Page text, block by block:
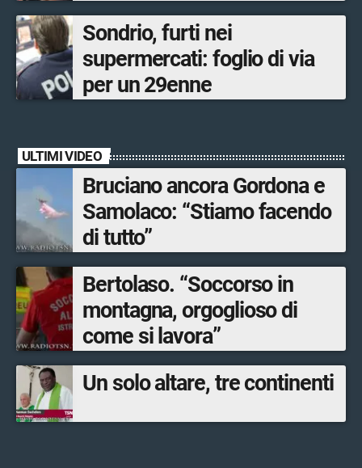
Sondrio, furti nei
supermercati: foglio di via
per un 29enne
ULTIMI VIDEO
Bruciano ancora Gordona e
Samolaco: “Stiamo facendo
di tutto”
Bertolaso. “Soccorso in
montagna, orgoglioso di
come si lavora”
Un solo altare, tre continenti